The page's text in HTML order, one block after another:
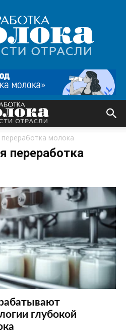
Переработка
молока
|
Новости
переработка молока
переработка
глубокой